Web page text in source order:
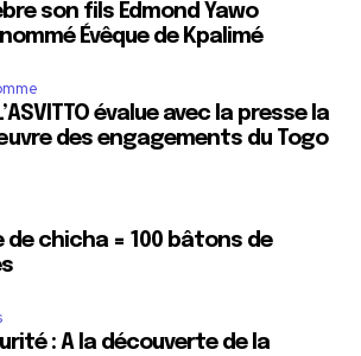
son fils Edmond Yawo
Évêque de Kpalimé
évalue avec la presse la
des engagements du Togo
de chicha = 100 bâtons de
: A la découverte de la